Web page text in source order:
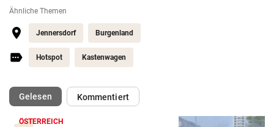
Ähnliche Themen
Jennersdorf Burgenland
Hotspot Kastenwagen
Gelesen(ausgewählt)Kommentiert
ÖSTERREICH